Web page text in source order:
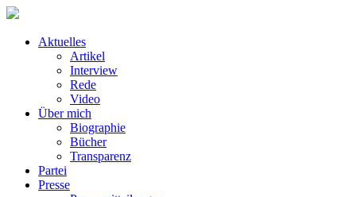
Aktuelles
Artikel
Interview
Rede
Video
Über mich
Biographie
Bücher
Transparenz
Partei
Presse